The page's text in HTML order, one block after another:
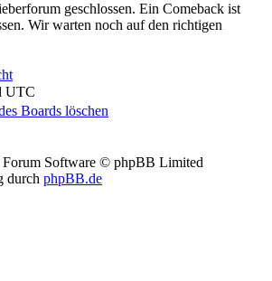
geschlossen. Ein Comeback ist
Wir warten noch auf den richtigen
UTC
Boards löschen
Software © phpBB Limited
durch phpBB.de